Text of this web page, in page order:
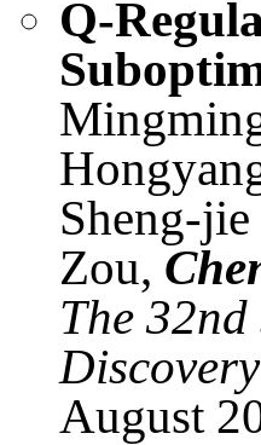
Q-
Sheng-
Zou,
The
August